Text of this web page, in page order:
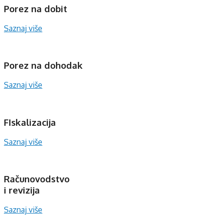
Porez na dobit
Saznaj više
Porez na dohodak
Saznaj više
FIskalizacija
Saznaj više
Računovodstvo
i revizija
Saznaj više